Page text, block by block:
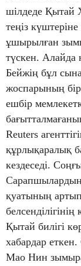
шілдеде Қытай
теңіз
ұшырылған
түскен. Алайда
Бейжің бұл
жоспарының
ешбір
Reuters
құрлықаралық
кездеседі.
Сарапшылардың
қуатының
Қытай билігі
хабардар еткен.
Мао Нин